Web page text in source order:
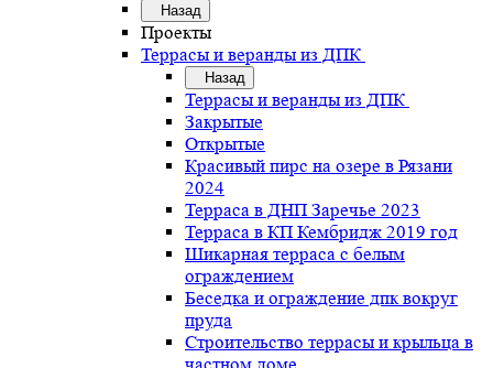
Назад
Проекты
Террасы и веранды из ДПК
Назад
Террасы и веранды из ДПК
Закрытые
Открытые
Красивый пирс на озере в Рязани
2024
Терраса в ДНП Заречье 2023
Терраса в КП Кембридж 2019 год
Шикарная терраса с белым
ограждением
Беседка и ограждение дпк вокруг
пруда
Строительство террасы и крыльца в